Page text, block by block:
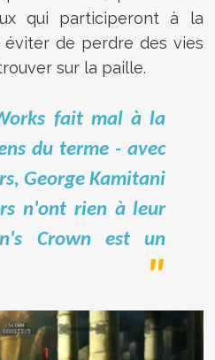
qui participeront à la
de perdre des vies
sur la paille.
fait mal à la
du terme - avec
George Kamitani
n'ont rien à leur
Crown est un